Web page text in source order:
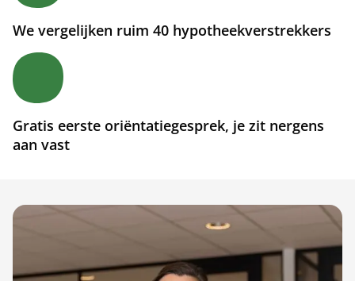
We vergelijken ruim 40 hypotheekverstrekkers
Gratis eerste oriëntatiegesprek, je zit nergens
aan vast